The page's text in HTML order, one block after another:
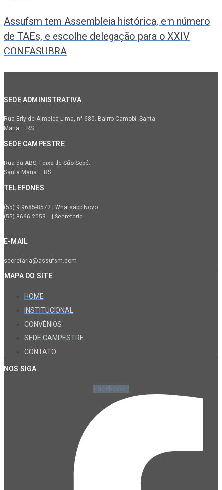
Assufsm tem Assembleia histórica, em número
de TAEs, e escolhe delegação para o XXIV
CONFASUBRA
SEDE ADMINISTRATIVA
Rua Erly de Almeida Lima, n° 680. Bairro Camobi. Santa
Maria – RS
SEDE CAMPESTRE
Rua da ABS, Faixa de São Sepé.
Santa Maria – RS
TELEFONES
(55) 9.9685-8572 | Whatsapp Novo
(55) 3666-2059 | Secretaria
E-MAIL
secretaria@assufsm.com
MAPA DO SITE
HOME
INSTITUCIONAL
CONVÊNIOS
SEDE CAMPESTRE
CONTATO
NOS SIGA
Facebook-f